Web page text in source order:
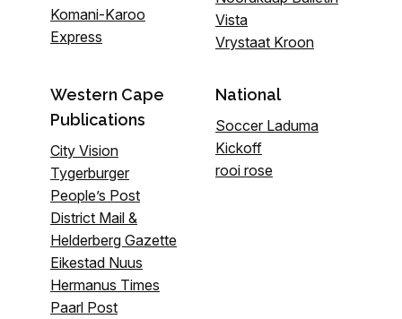
Komani-Karoo
Express
Vista
Vrystaat Kroon
Western Cape
Publications
City Vision
Tygerburger
People’s Post
District Mail &
Helderberg Gazette
Eikestad Nuus
Hermanus Times
Paarl Post
National
Soccer Laduma
Kickoff
rooi rose